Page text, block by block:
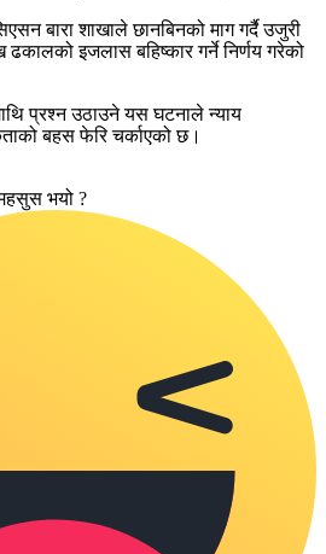
बारा शाखाले छानबिनको माग गर्दै उजुरी
इजलास बहिष्कार गर्ने निर्णय गरेको
प्रश्न उठाउने यस घटनाले न्याय
बहस फेरि चर्काएको छ।
भयो ?